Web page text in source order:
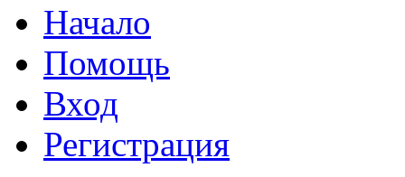
Начало
Помощь
Вход
Регистрация